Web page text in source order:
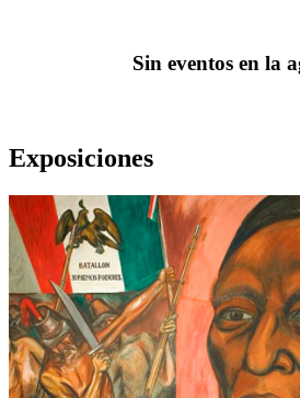
Sin eventos en la
Exposiciones